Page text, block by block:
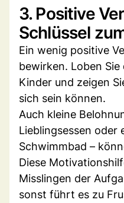
3. Positive
Schlüssel
Ein wenig positive
bewirken. Loben
Kinder und zeigen
sich sein können.
Auch kleine
Lieblingsessen oder
Schwimmbad –
Diese
Misslingen der
sonst führt es zu